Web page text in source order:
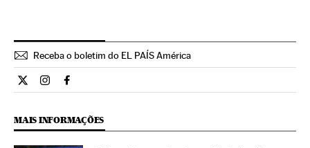
Receba o boletim do EL PAÍS América
Internacional El País Brasil en Twitter
Internacional El País Brasil en Instagram
Internacional El País Brasil en Facebook
MAIS INFORMAÇÕES